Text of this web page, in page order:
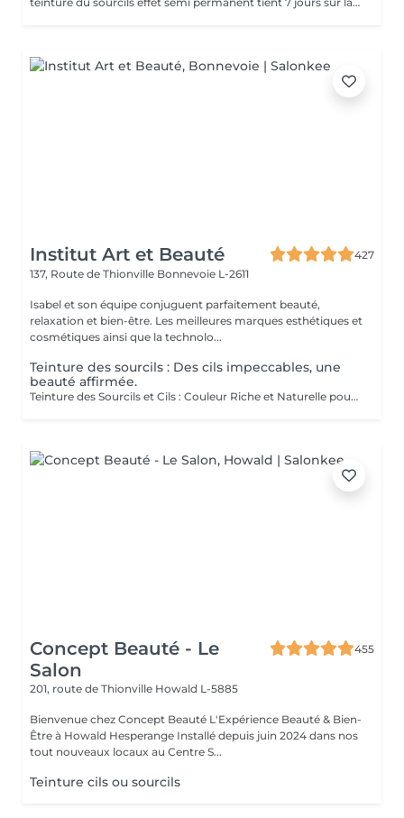
Institut Art et Beauté
427
137, Route de Thionville Bonnevoie L-2611
Isabel et son équipe conjuguent parfaitement beauté,
relaxation et bien-être. Les meilleures marques esthétiques et
cosmétiques ainsi que la technolo...
Teinture des sourcils : Des cils impeccables, une
beauté affirmée.
Teinture des Sourcils et Cils : Couleur Riche et Naturelle pour un Regard Parfaitement Dé fini et Durable Découvrez le secret pour des sourcils et cils impeccables avec notre teinture spécialisée. Couleur Riche : Nos teintures offrent des couleurs intenses et naturelles qui mettent en valeur vos sourcils et cils avec des nuances profondes et élégantes. Définition Parfaite : La formule est conçue pour définir vos sourcils et cils avec précision, créant une forme parfaitement structurée et harmonieuse. Durabilité Exceptionnelle : Profitez d'une couleur durable qui reste éclatante et résistante, garantissant un regard impeccable pendant longtemps. La teinture est appliquée avec soin par nos esthéticiennes, dont les maîtres Liseta, Fatima et Deborah, assurant un résultat uniforme et naturel. Offrez-vous le luxe d'un regard parfaitement défini et mettez en valeur vos yeux comme jamais auparavant.
Concept Beauté - Le
Salon
455
201, route de Thionville Howald L-5885
Bienvenue chez Concept Beauté L'Expérience Beauté & Bien-
Être à Howald Hesperange Installé depuis juin 2024 dans nos
tout nouveaux locaux au Centre S...
Teinture cils ou sourcils